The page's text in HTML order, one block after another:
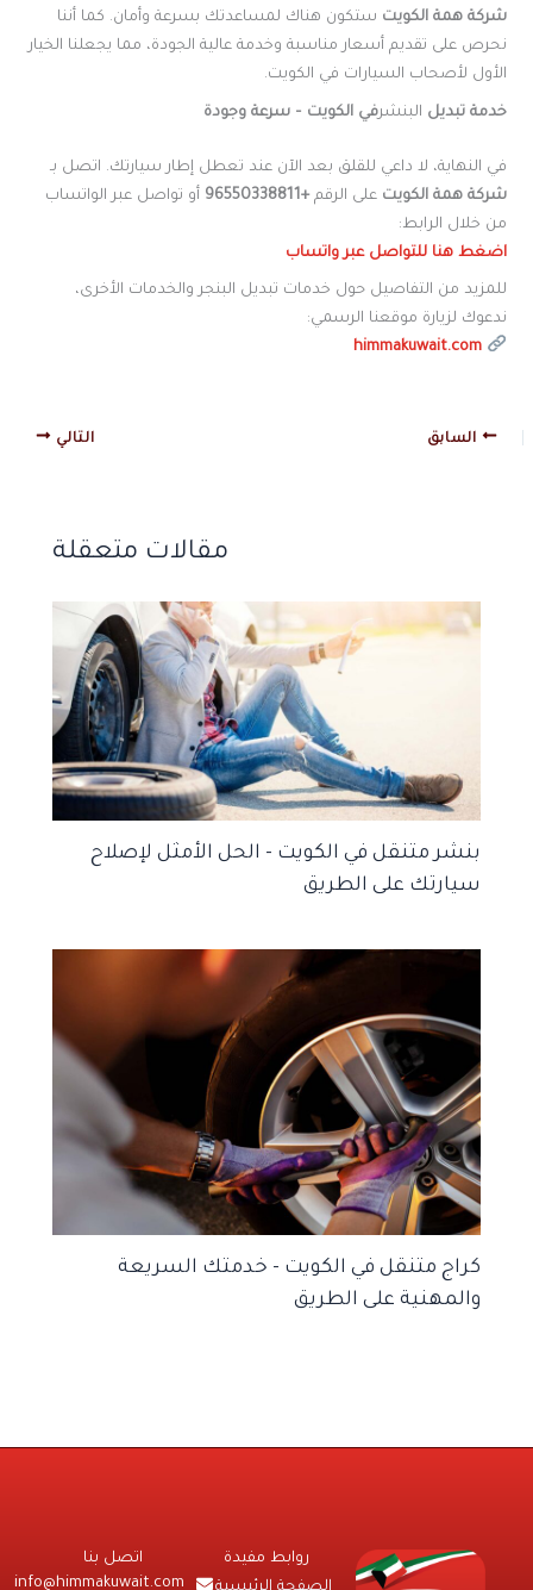
شركة همة الكويت ستكون هناك لمساعدتك بسرعة وأمان. كما أننا
نحرص على تقديم أسعار مناسبة وخدمة عالية الجودة، مما يجعلنا الخيار
الأول لأصحاب السيارات في الكويت.
خدمة تبديل البنشرفي الكويت – سرعة وجودة
في النهاية، لا داعي للقلق بعد الآن عند تعطل إطار سيارتك. اتصل بـ
شركة همة الكويت على الرقم+96550338811
أو تواصل عبر الواتساب
من خلال الرابط:
اضغط هنا للتواصل عبر واتساب
للمزيد من التفاصيل حول خدمات تبديل البنجر والخدمات الأخرى،
ندعوك لزيارة موقعنا الرسمي:
himmakuwait.com
السابق التالي
مقالات متعقلة
بنشر متنقل في الكويت – الحل الأمثل لإصلاح
سيارتك على الطريق
كراج متنقل في الكويت – خدمتك السريعة
والمهنية على الطريق
روابط مفيدة
اتصل بنا
info@himmakuwait.com